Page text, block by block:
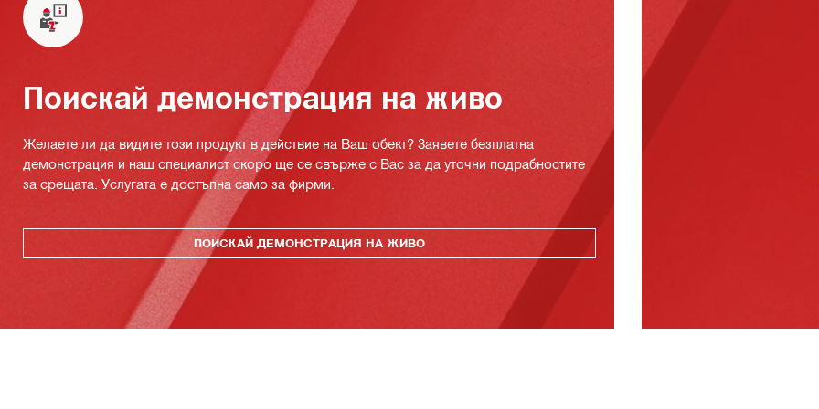
Поискай демонстрация на живо
Желаете ли да видите този продукт в действие на Ваш обект? Заявете безплатна
демонстрация и наш специалист скоро ще се свърже с Вас за да уточни подрабностите
за срещата. Услугата е достъпна само за фирми.
ПОИСКАЙ ДЕМОНСТРАЦИЯ НА ЖИВО